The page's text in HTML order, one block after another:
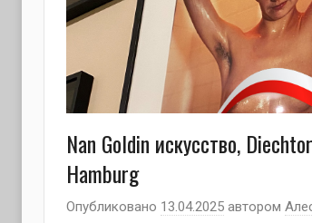
Nan Goldin искусство,
Hamburg
Опубликовано 13.04.2025 автором